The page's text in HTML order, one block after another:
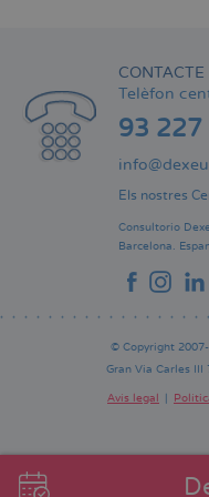
CONTACTE
Telèfon
93
Els nostres
Consultorio
Barcelona.
© Copyright
Gran Via Carles III
página
Avís legal